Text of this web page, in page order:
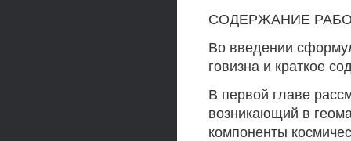
СОДЕРЖАНИЕ
Во введении
говизна и краткое
В первой главе
возникающий в
компоненты